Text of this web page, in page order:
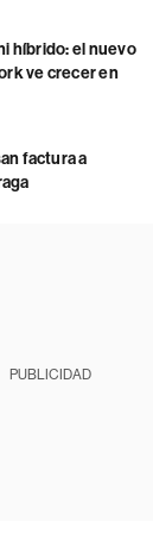
híbrido: el nuevo
ve crecer en
factura a
PUBLICIDAD